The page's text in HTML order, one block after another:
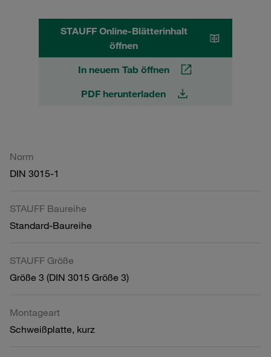
STAUFF Online-Blätterinhalt
öffnen
In neuem Tab öffnen
PDF herunterladen
Norm
DIN 3015-1
STAUFF Baureihe
Standard-Baureihe
STAUFF Größe
Größe 3 (DIN 3015 Größe 3)
Montageart
Schweißplatte, kurz